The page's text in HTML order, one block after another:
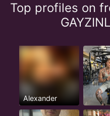
Top profiles on
Alexander